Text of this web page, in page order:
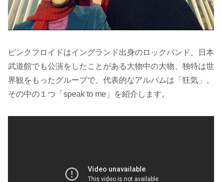
ピンクフロイドはイングランド出身のロックバンド、日本
武道館でも公演をしたことがある大物中の大物、独特は世
界観をもったグループで、代表的なアルバムは「狂気」、
その中の１つ「speak to me」を紹介します。